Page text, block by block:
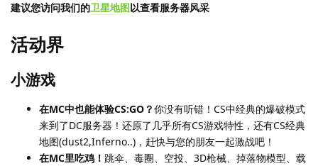
建议您访问我们的卫星地图以查看服务器风采
活动界
小游戏
在MC中也能体验CS:GO？你没有听错！CS中经典的爆破模式
来到了DC服务器！还原了几乎所有CS游戏特性，还有CS经典
地图(dust2,Inferno..)，赶快与您的朋友一起激战吧！
在MC里吃鸡！ 跳伞、毒圈、空投、3D枪械、掉落物模型、载